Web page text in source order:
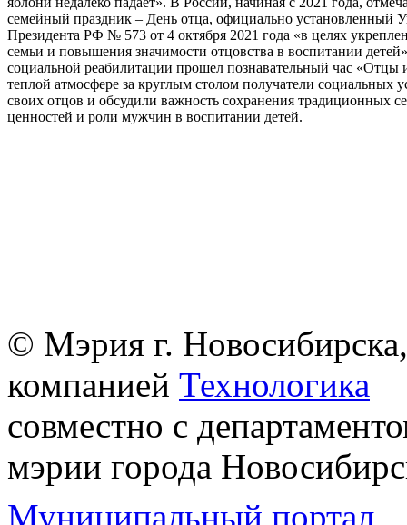
семейный праздник – День отца, официально установленный
Президента РФ № 573 от 4 октября 2021 года «в целях
семьи и повышения значимости отцовства в воспитании
социальной реабилитации прошел познавательный час «Отцы
теплой атмосфере за круглым столом получатели социальных
своих отцов и обсудили важность сохранения традиционных
ценностей и роли мужчин в воспитании детей.
© Мэрия г.
компанией Технологика
совместно с
мэрии города
Муниципальный портал